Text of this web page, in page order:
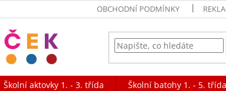
OBCHODNÍ PODMÍNKY
Školní aktovky 1. - 3. třída Školní batohy 1. - 5. třída